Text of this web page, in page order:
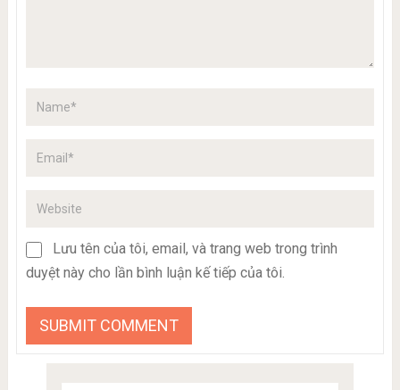
Lưu tên của tôi, email, và trang web trong trình
duyệt này cho lần bình luận kế tiếp của tôi.